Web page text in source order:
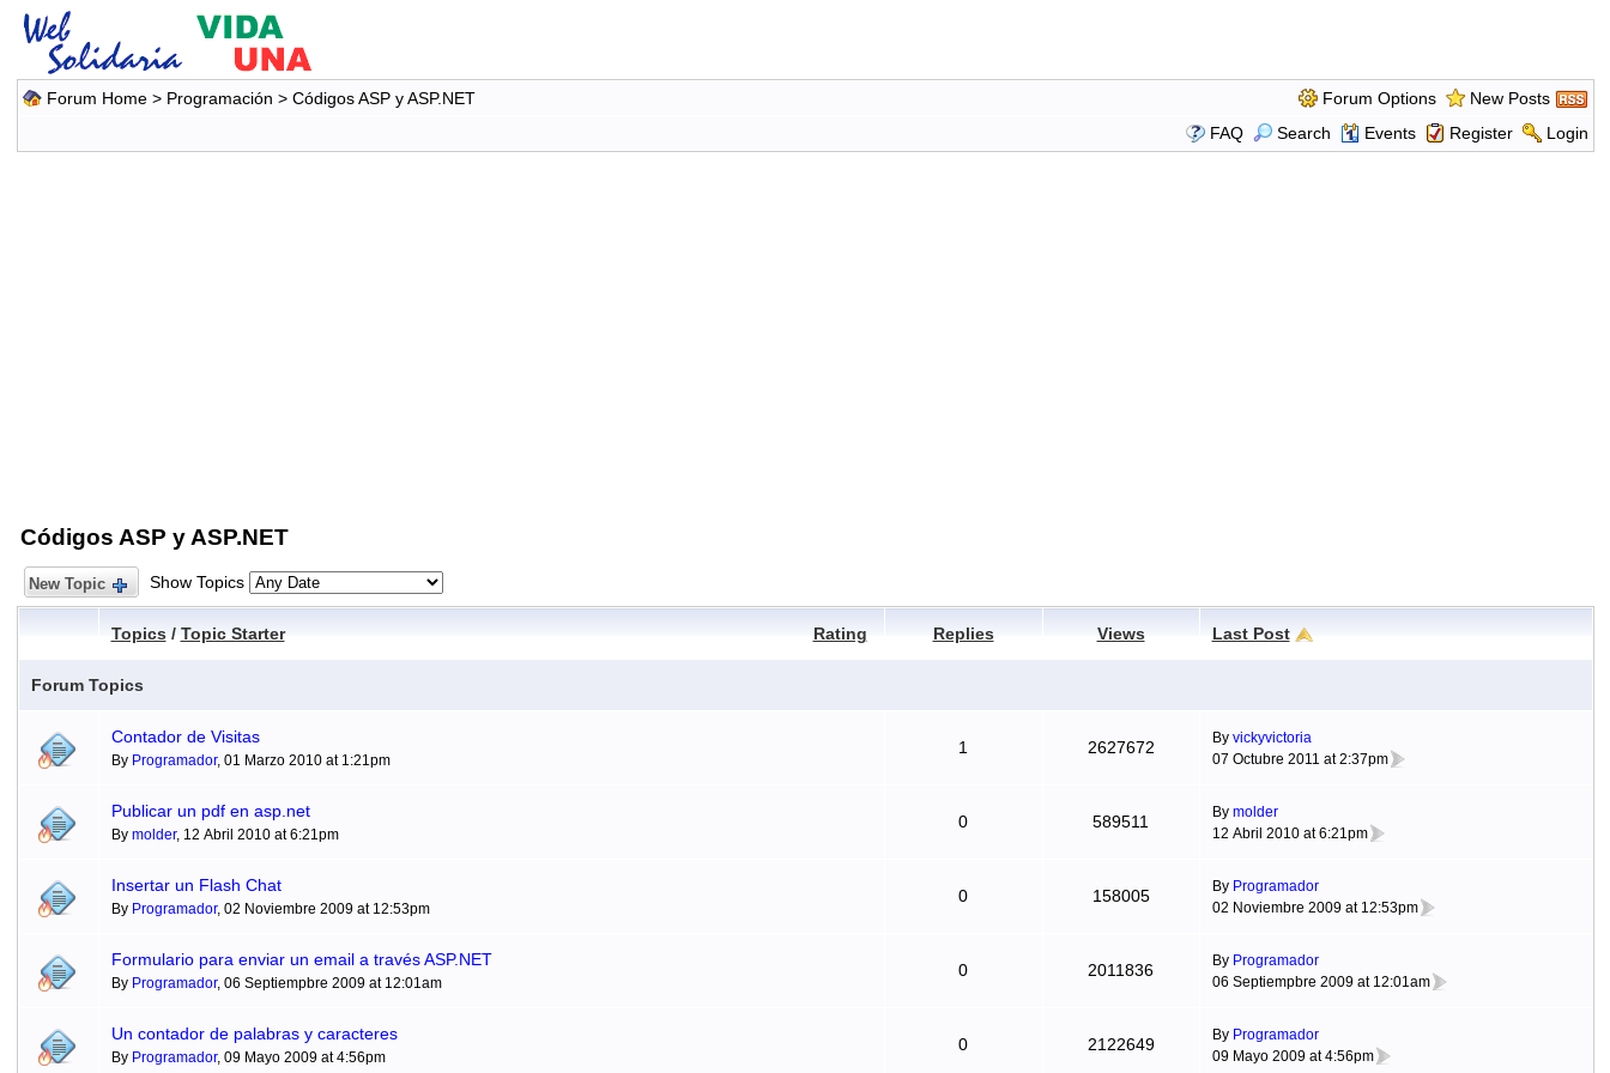
Forum Home> Programación > Códigos ASP y ASP.NET Forum Options
New Posts
FAQ
Search Events Register Login
Códigos ASP y ASP.NET
New Topic Show Topics
Topics / Topic Starter Rating Replies Views Last Post
Forum Topics
Contador de Visitas
By Programador, 01 Marzo 2010 at 1:21pm
1 2627672 By vickyvictoria
07 Octubre 2011 at 2:37pm
Publicar un pdf en asp.net
By molder, 12 Abril 2010 at 6:21pm
0 589511 By molder
12 Abril 2010 at 6:21pm
Insertar un Flash Chat
By Programador, 02 Noviembre 2009 at 12:53pm
0 158005 By Programador
02 Noviembre 2009 at 12:53pm
Formulario para enviar un email a través ASP.NET
By Programador, 06 Septiempbre 2009 at 12:01am
0 2011836 By Programador
06 Septiempbre 2009 at 12:01am
Un contador de palabras y caracteres
By Programador, 09 Mayo 2009 at 4:56pm
0 2122649 By Programador
09 Mayo 2009 at 4:56pm